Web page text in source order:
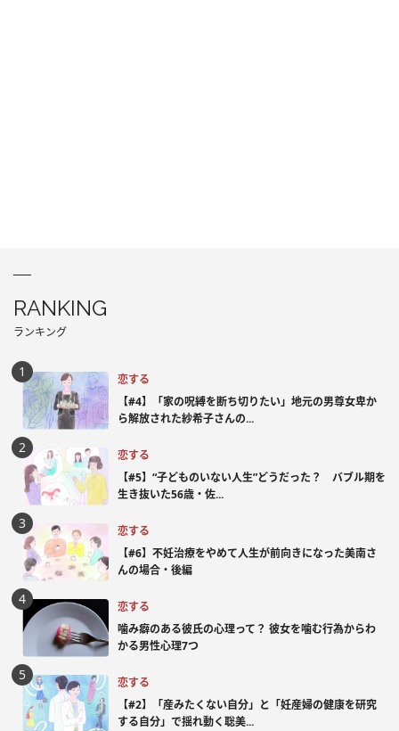
RANKING
ランキング
恋する
【#4】「家の呪縛を断ち切りたい」地元の男尊女卑か
ら解放された紗希子さんの...
恋する
【#5】“子どものいない人生”どうだった？ バブル期を
生き抜いた56歳・佐...
恋する
【#6】不妊治療をやめて人生が前向きになった美南さ
んの場合・後編
恋する
噛み癖のある彼氏の心理って？ 彼女を噛む行為からわ
かる男性心理7つ
恋する
【#2】「産みたくない自分」と「妊産婦の健康を研究
する自分」で揺れ動く聡美...